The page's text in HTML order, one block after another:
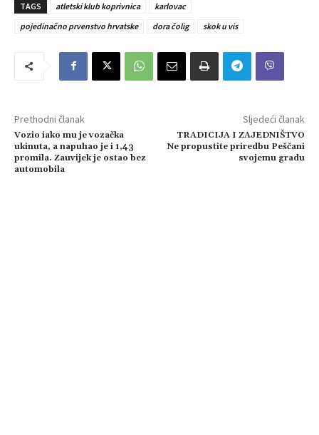
TAGS atletski klub koprivnica
karlovac
pojedinačno prvenstvo hrvatske
dora čolig skok u vis
Prethodni članak
Vozio iako mu je vozačka
ukinuta, a napuhao je i 1,43
promila. Zauvijek je ostao bez
automobila
Sljedeći članak
TRADICIJA I ZAJEDNIŠTVO
Ne propustite priredbu Peščani
svojemu gradu